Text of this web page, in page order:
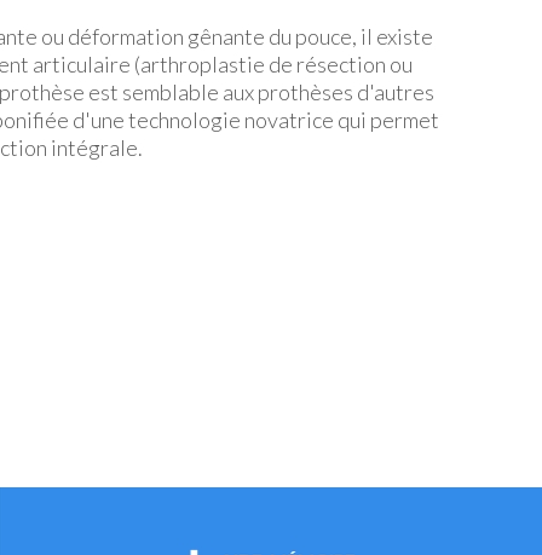
ou déformation gênante du pouce, il existe
articulaire (arthroplastie de résection ou
est semblable aux prothèses d'autres
d'une technologie novatrice qui permet
intégrale.